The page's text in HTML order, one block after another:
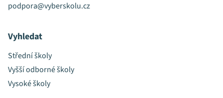
podpora@vyberskolu.cz
Vyhledat
Střední školy
Vyšší odborné školy
Vysoké školy